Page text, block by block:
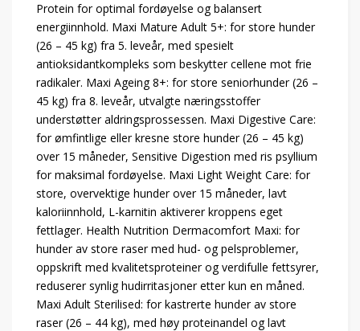
Protein for optimal fordøyelse og balansert
energiinnhold. Maxi Mature Adult 5+: for store hunder
(26 – 45 kg) fra 5. leveår, med spesielt
antioksidantkompleks som beskytter cellene mot frie
radikaler. Maxi Ageing 8+: for store seniorhunder (26 –
45 kg) fra 8. leveår, utvalgte næringsstoffer
understøtter aldringsprossessen. Maxi Digestive Care:
for ømfintlige eller kresne store hunder (26 – 45 kg)
over 15 måneder, Sensitive Digestion med ris psyllium
for maksimal fordøyelse. Maxi Light Weight Care: for
store, overvektige hunder over 15 måneder, lavt
kaloriinnhold, L-karnitin aktiverer kroppens eget
fettlager. Health Nutrition Dermacomfort Maxi: for
hunder av store raser med hud- og pelsproblemer,
oppskrift med kvalitetsproteiner og verdifulle fettsyrer,
reduserer synlig hudirritasjoner etter kun en måned.
Maxi Adult Sterilised: for kastrerte hunder av store
raser (26 – 44 kg), med høy proteinandel og lavt